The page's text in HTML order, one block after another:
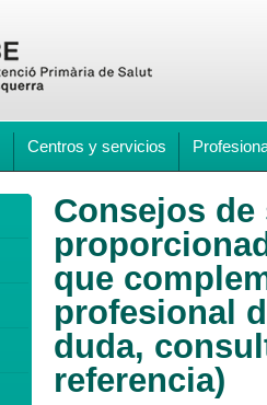
Centros y servicios
Consejos
que
profesional
duda,
referencia)